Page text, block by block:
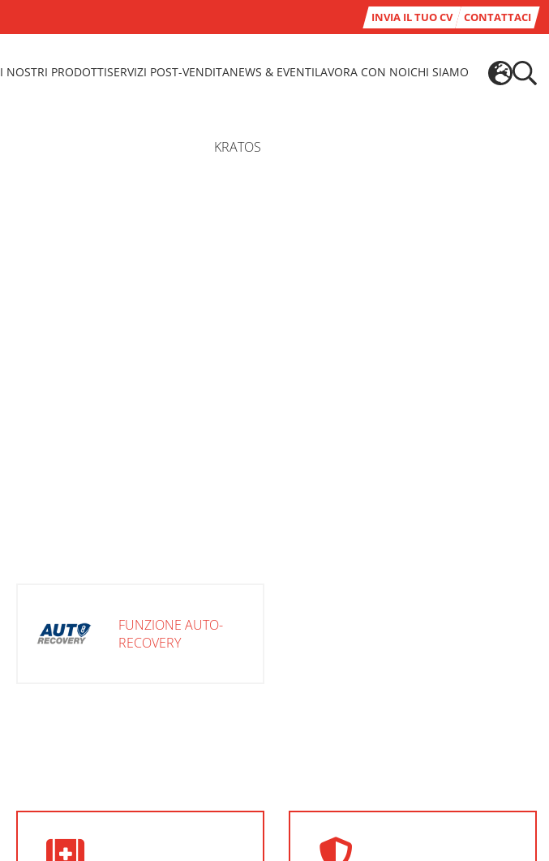
INVIA IL TUO CV CONTATTACI
I NOSTRI PRODOTTISERVIZI POST-VENDITANEWS & EVENTILAVORA CON NOICHI SIAMO
FUNZIONE AUTO-
RECOVERY